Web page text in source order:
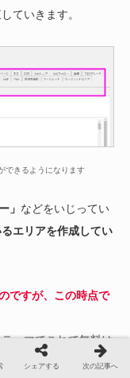
ていきます。
できるようになります
」 などをいじってい
エリアを作成してい
ですが、この時点で
ーマでこれで無料は
シェアする 次の記事へ